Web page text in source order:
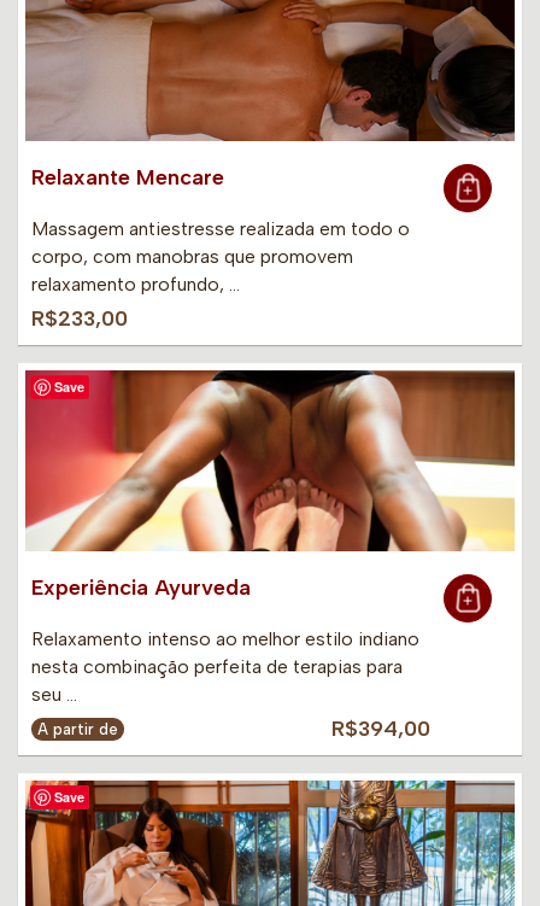
Relaxante Mencare
Massagem antiestresse realizada em todo o
corpo, com manobras que promovem
relaxamento profundo, …
R$233,00
Save
Experiência Ayurveda
Relaxamento intenso ao melhor estilo indiano
nesta combinação perfeita de terapias para
seu …
A partir de R$394,00
Save